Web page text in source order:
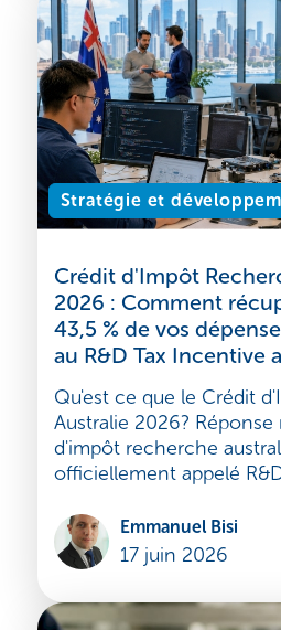
Emmanuel Bisi
24 juin 2026
Stratégie et
Crédit d'Impôt
2026 : Comment
43,5 % de vos
au R&D Tax Incentive
Qu'est ce que le Crédit
Australie 2026? Réponse
d'impôt recherche